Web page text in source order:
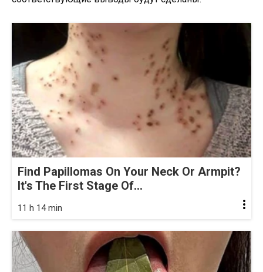
Find Papillomas On Your Neck Or Armpit?
It's The First Stage Of...
11 h 14 min